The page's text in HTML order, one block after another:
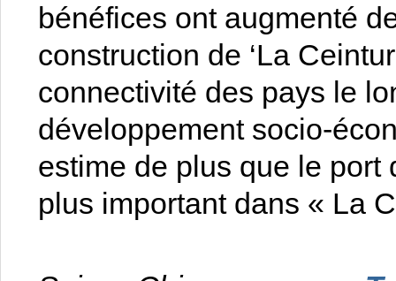
bénéfices ont augmenté
construction de ‘La
connectivité des pays le
développement socio-
estime de plus que le port
plus important dans « La